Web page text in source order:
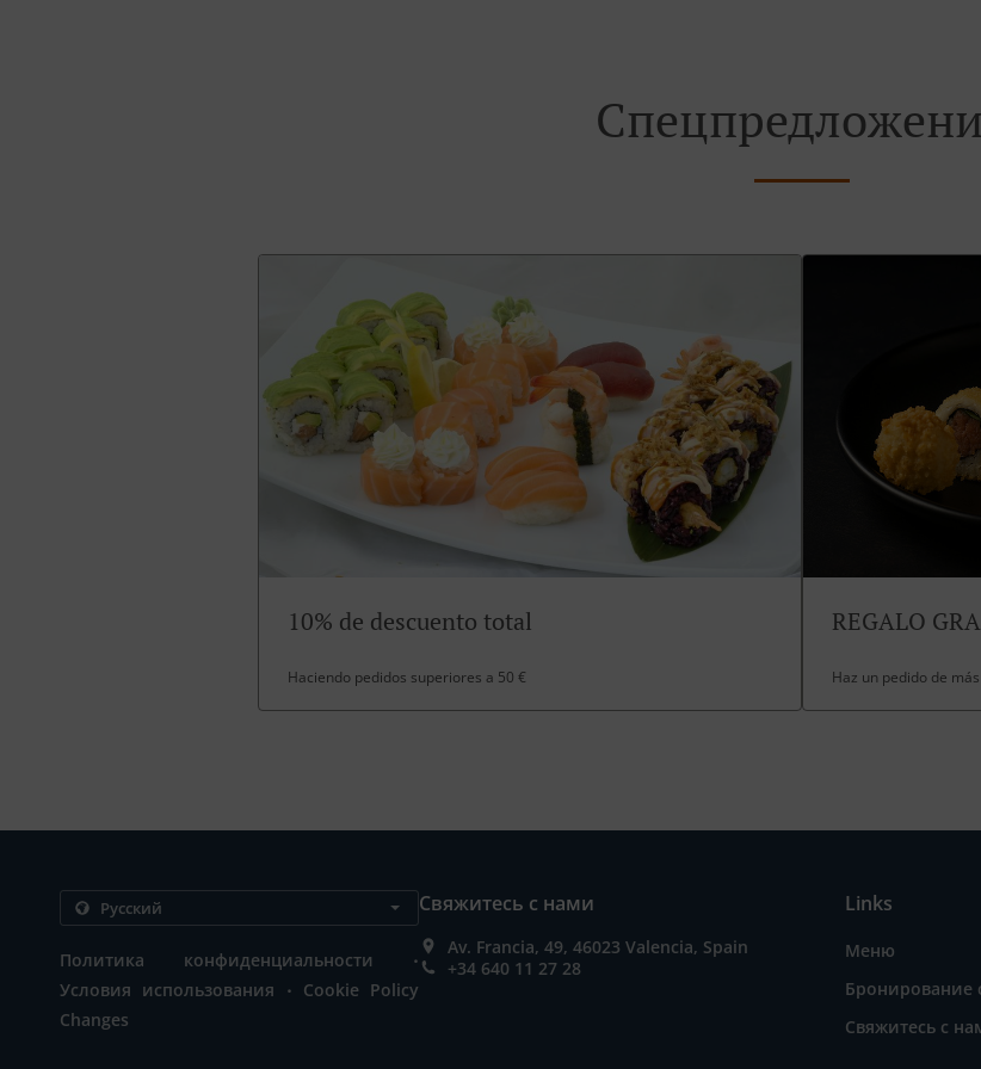
10% de descuento total
Haciendo pedidos superiores a 50 €
REGALO
Haz un pedido de
Политика конфиденциальности .
Условия использования . Cookie Policy
Changes
Свяжитесь с нами
Av. Francia, 49, 46023 Valencia, Spain
+34 640 11 27 28
Links
Меню
Бронирование
Свяжитесь с